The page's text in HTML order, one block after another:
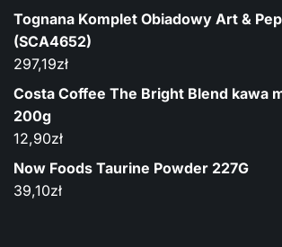
Tognana Komplet Obiadowy Art &
(SCA4652)
297,19zł
Costa Coffee The Bright Blend kawa
200g
12,90zł
Now Foods Taurine Powder 227G
39,10zł